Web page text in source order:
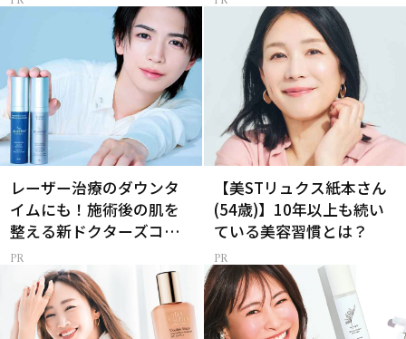
レーザー治療のダウンタ
イムにも！施術後の肌を
整える新ドクターズコス
メ
【美STリュクス紙本さん
(54歳)】10年以上も続い
ている美容習慣とは？